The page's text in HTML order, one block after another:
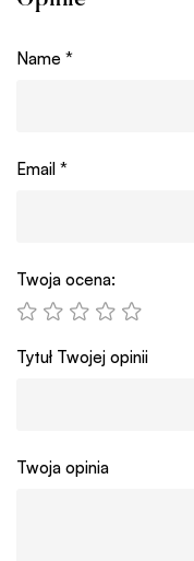
Name *
Email *
Twoja ocena:
Tytuł Twojej opinii
Twoja opinia